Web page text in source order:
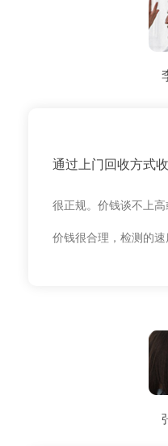
通过上门回收方式
很正规。价钱谈不上高
价钱很合理，检测的速